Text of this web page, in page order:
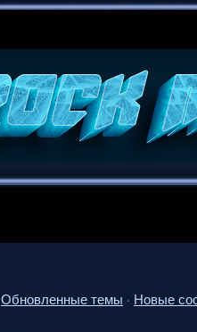
Обновленные темы · Новые